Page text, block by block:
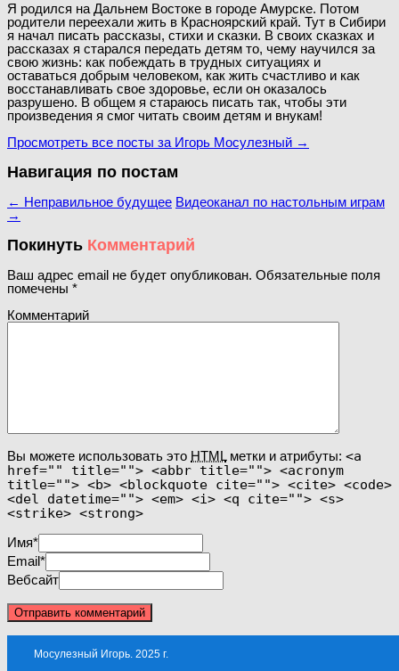
Я родился на Дальнем Востоке в городе Амурске. Потом
родители переехали жить в Красноярский край. Тут в Сибири
я начал писать рассказы, стихи и сказки. В своих сказках и
рассказах я старался передать детям то, чему научился за
свою жизнь: как побеждать в трудных ситуациях и
оставаться добрым человеком, как жить счастливо и как
восстанавливать свое здоровье, если он оказалось
разрушено. В общем я стараюсь писать так, чтобы эти
произведения я смог читать своим детям и внукам!
Просмотреть все посты за Игорь Мосулезный →
Навигация по постам
← Неправильное будущее Видеоканал по настольным играм
→
Покинуть Комментарий
Ваш адрес email не будет опубликован. Обязательные поля
помечены *
Комментарий
Вы можете использовать это HTMLметки и атрибуты: <a
href="" title=""> <abbr title=""> <acronym
title=""> <b> <blockquote cite=""> <cite> <code>
<del datetime=""> <em> <i> <q cite=""> <s>
<strike> <strong>
Имя*
Email*
Вебсайт
Мосулезный Игорь. 2025 г.